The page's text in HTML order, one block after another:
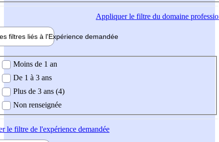
Appliquerle filtre du domaine
filtres liés à l'Expérience demandée
demandée
Moins de 1 an
De 1 à 3 ans
Plus de 3 ans (4)
Non renseignée
le filtre de l'expérience demandée